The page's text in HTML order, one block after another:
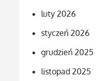
luty 2026
styczeń 2026
grudzień 2025
listopad 2025